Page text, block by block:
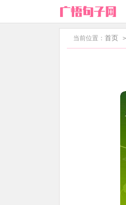
当前位置： 首页 >